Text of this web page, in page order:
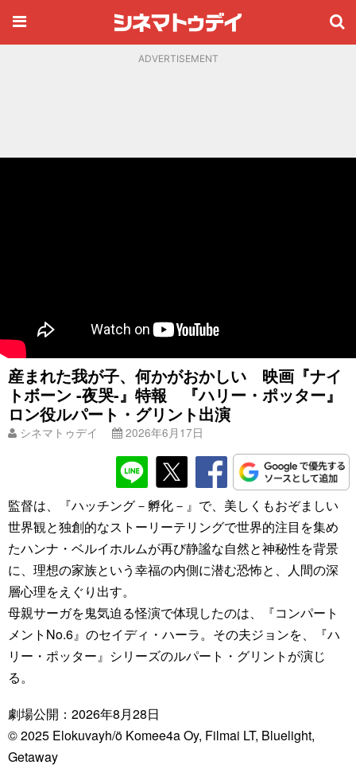
ADVERTISEMENT
産まれた我が子、何かがおかしい 映画『ナイ
トボーン -夜哭-』特報 『ハリー・ポッター』
ロン役ルパート・グリント出演
シネマトゥデイ 2026年6月17日
監督は、『ハッチング－孵化－』で、美しくもおぞましい
世界観と独創的なストーリーテリングで世界的注目を集め
たハンナ・ベルイホルムが再び静謐な自然と神秘性を背景
に、理想の家族という幸福の内側に潜む恐怖と、人間の深
層心理をえぐり出す。
母親サーガを鬼気迫る怪演で体現したのは、『コンパート
メントNo.6』のセイディ・ハーラ。その夫ジョンを、『ハ
リー・ポッター』シリーズのルパート・グリントが演じ
る。
劇場公開：2026年8月28日
© 2025 Elokuvayh/ö Komee4a Oy, Filmai LT, Bluelight,
Getaway